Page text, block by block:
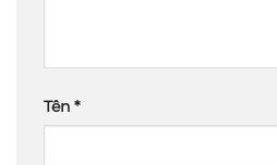
Tên *